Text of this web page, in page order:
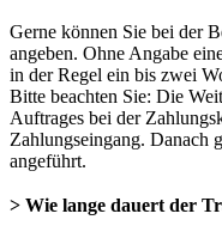
Gerne können Sie bei der
angeben. Ohne Angabe
in der Regel ein bis zwei
Bitte beachten Sie: Die
Auftrages bei der
Zahlungseingang. Danach
angeführt.
> Wie lange dauert der